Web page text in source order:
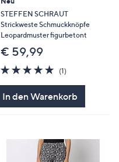
STEFFEN SCHRAUT
Strickweste Schmuckknöpfe
Leopardmuster figurbetont
€ 59,99
5.0
von
(1)1
In den Warenkorb